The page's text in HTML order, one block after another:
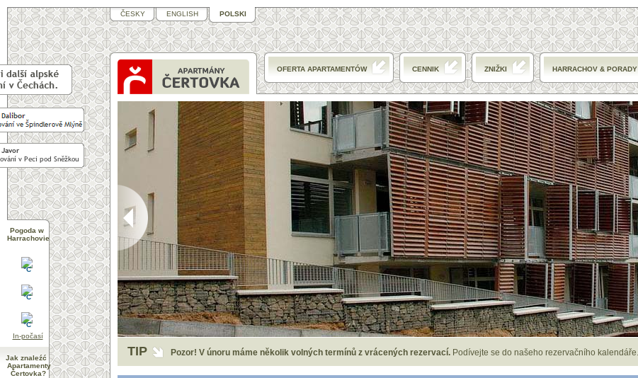
TIP Facebook.Become our friend on Facebook. Be in contact with us and our offers & specials will not miss you!
OFERTA APARTAMENTÓW CENNIK ZNIŽKI HARRACHOV & PORADY
ČESKY ENGLISH POLSKI
Pogoda w
Harrachovie
°C
°C
°C
In-počasí
Jak znaleźć
Apartamenty
Čertovka?